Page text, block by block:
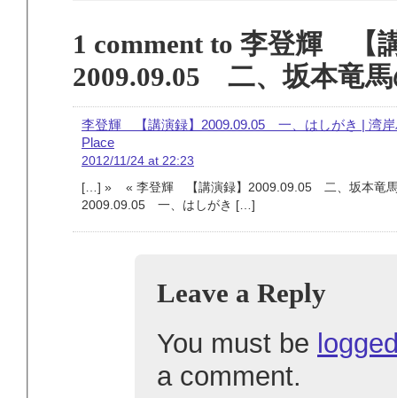
1 comment to 李登輝 【
2009.09.05 二、坂本竜
李登輝 【講演録】2009.09.05 一、はしがき | 湾
Place
2012/11/24 at 22:23
[…] » « 李登輝 【講演録】2009.09.05 二、坂本竜馬
2009.09.05 一、はしがき […]
Leave a Reply
You must be
a comment.